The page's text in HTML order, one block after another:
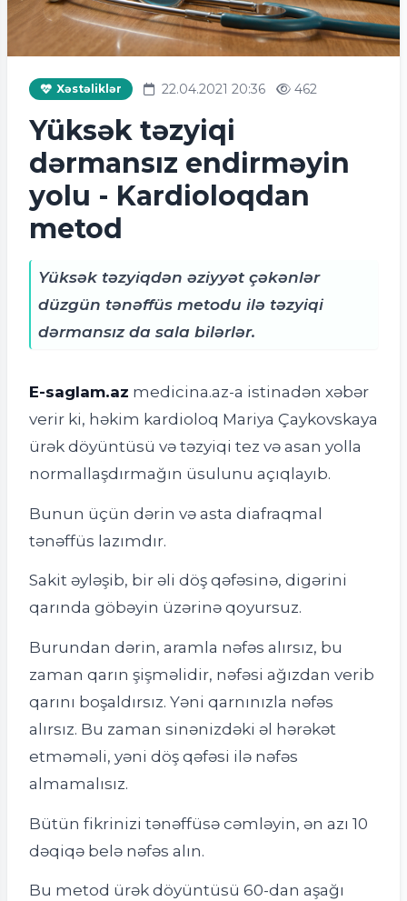
Xəstəliklər 22.04.2021 20:36 462
Yüksək təzyiqi
dərmansız endirməyin
yolu - Kardioloqdan
metod
Yüksək təzyiqdən əziyyət çəkənlər
düzgün tənəffüs metodu ilə təzyiqi
dərmansız da sala bilərlər.
E-saglam.az medicina.az-a istinadən xəbər
verir ki, həkim kardioloq Mariya Çaykovskaya
ürək döyüntüsü və təzyiqi tez və asan yolla
normallaşdırmağın üsulunu açıqlayıb.
Bunun üçün dərin və asta diafraqmal
tənəffüs lazımdır.
Sakit əyləşib, bir əli döş qəfəsinə, digərini
qarında göbəyin üzərinə qoyursuz.
Burundan dərin, aramla nəfəs alırsız, bu
zaman qarın şişməlidir, nəfəsi ağızdan verib
qarını boşaldırsız. Yəni qarnınızla nəfəs
alırsız. Bu zaman sinənizdəki əl hərəkət
etməməli, yəni döş qəfəsi ilə nəfəs
almamalısız.
Bütün fikrinizi tənəffüsə cəmləyin, ən azı 10
dəqiqə belə nəfəs alın.
Bu metod ürək döyüntüsü 60-dan aşağı